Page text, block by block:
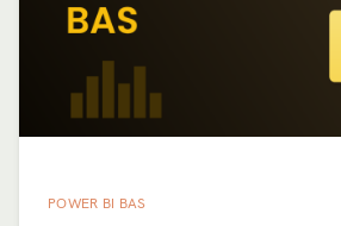
POWER BI BAS